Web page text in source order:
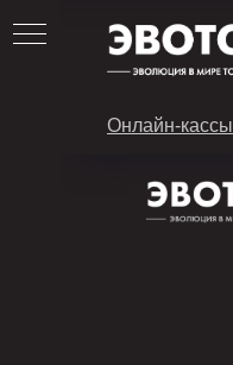
Онлайн-кассы